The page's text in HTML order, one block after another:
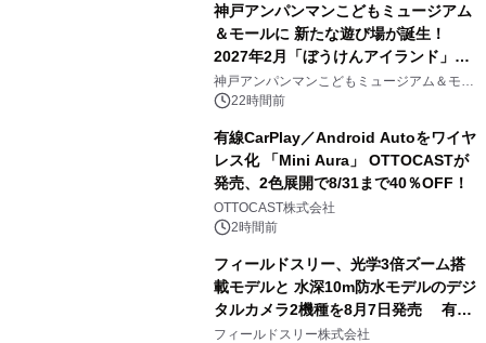
神戸アンパンマンこどもミュージアム
＆モールに 新たな遊び場が誕生！
2027年2月「ぼうけんアイランド」が
オープン
神戸アンパンマンこどもミュージアム＆モー
ル 22時間前
有線CarPlay／Android Autoをワイヤ
レス化 「Mini Aura」 OTTOCASTが
発売、2色展開で8/31まで40％OFF！
OTTOCAST株式会社
2時間前
フィールドスリー、光学3倍ズーム搭
載モデルと 水深10m防水モデルのデジ
タルカメラ2機種を8月7日発売 有効
約1300万画素、用途別に選べるコンデ
フィールドスリー株式会社